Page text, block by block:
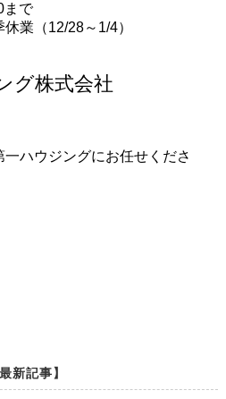
まで
業（12/28～1/4）
グ株式会社
ハウジングにお任せくださ
最新記事】